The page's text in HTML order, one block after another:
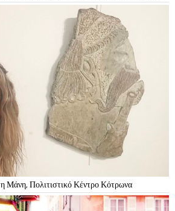
Μάνη, Πολιτιστικό Κέντρο Κότρωνα